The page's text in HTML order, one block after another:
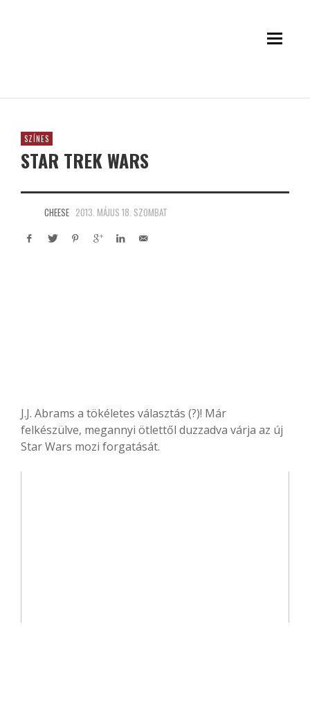
SZÍNES
STAR TREK WARS
CHEESE 2013. MÁJUS 18. SZOMBAT
J.J. Abrams a tökéletes választás (?)! Már
felkészülve, megannyi ötlettől duzzadva várja az új
Star Wars mozi forgatását.